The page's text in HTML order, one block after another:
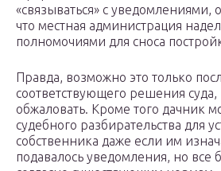
«связываться» с уведомлениями,
что местная администрация
полномочиями для сноса
Правда, возможно это только
соответствующего решения
обжаловать. Кроме того дачник
судебного разбирательства для
собственника даже если им
подавалось уведомления, но все